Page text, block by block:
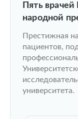
Пять
народной
Престижная
пациентов,
университета.